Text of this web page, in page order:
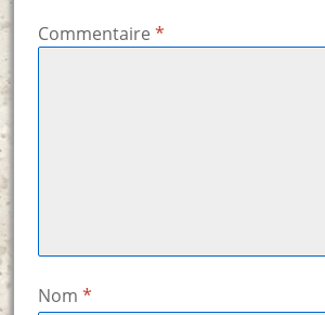
Commentaire *
Nom *